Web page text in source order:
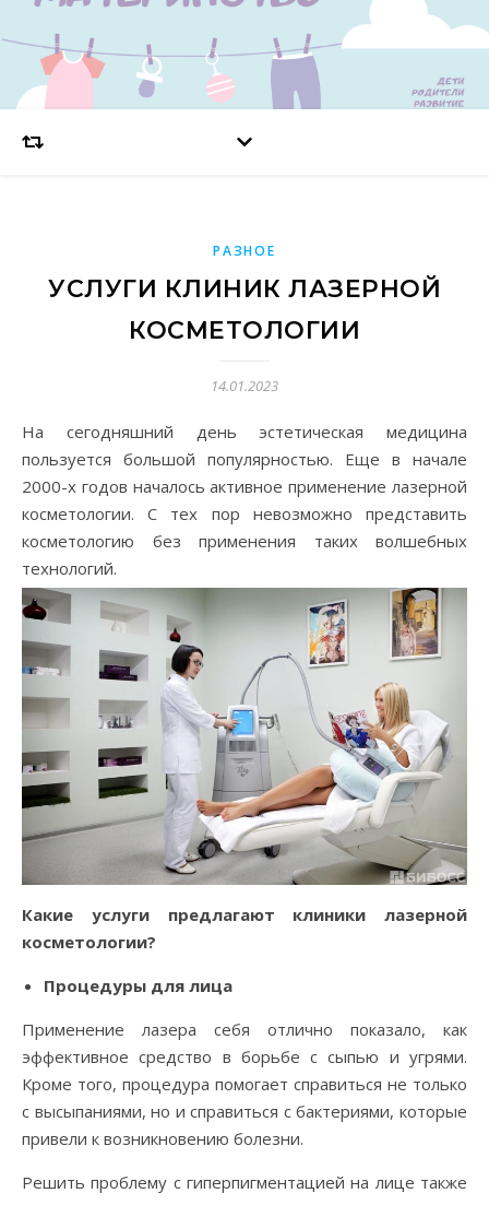
РАЗНОЕ
УСЛУГИ КЛИНИК ЛАЗЕРНОЙ
КОСМЕТОЛОГИИ
14.01.2023
На сегодняшний день эстетическая медицина
пользуется большой популярностью. Еще в начале
2000-х годов началось активное применение лазерной
косметологии. С тех пор невозможно представить
косметологию без применения таких волшебных
технологий.
Какие услуги предлагают клиники лазерной
косметологии?
Процедуры для лица
Применение лазера себя отлично показало, как
эффективное средство в борьбе с сыпью и угрями.
Кроме того, процедура помогает справиться не только
с высыпаниями, но и справиться с бактериями, которые
привели к возникновению болезни.
Решить проблему с гиперпигментацией на лице также